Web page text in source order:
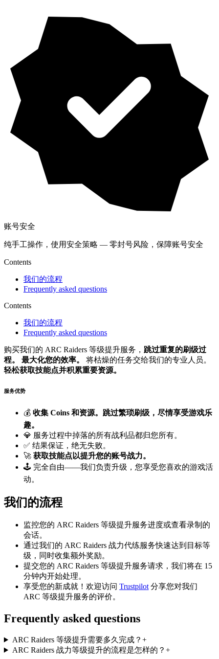
账号安全
纯手工操作，使用安全策略 — 零封号风险，保障账号安全
Contents
我们的流程
Frequently asked questions
Contents
我们的流程
Frequently asked questions
购买我们的 ARC Raiders 等级提升服务， 跳过重复的刷级过
程。
最大化您的效率。
将枯燥的任务交给我们的专业人员。
轻松获取技能点并积累重要资源。
服务优势
💰 收集 Coins 和资源。跳过繁琐刷级，尽情享受游戏乐
趣。
💎 服务过程中掉落的所有战利品都归您所有。
✅ 结果保证，绝无失败。
🚀 获取技能点以提升您的账号战力。
🕹️ 完全自由——我们负责升级，您享受您喜欢的游戏活
动。
我们的流程
监控您的 ARC Raiders 等级提升服务进度或查看录制的
会话。
通过我们的 ARC Raiders 战力代练服务快速达到目标等
级，同时收集额外奖励。
提交您的 ARC Raiders 等级提升服务请求，我们将在 15
分钟内开始处理。
享受您的新成就！欢迎访问 Trustpilot 分享您对我们
ARC 等级提升服务的评价。
Frequently asked questions
ARC Raiders 等级提升需要多久完成？ +
ARC Raiders 战力等级提升的流程是怎样的？ +